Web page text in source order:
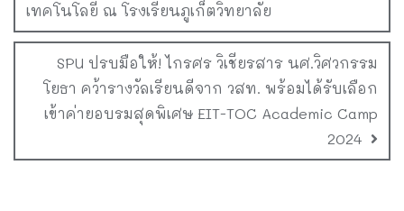
เทคโนโลยี ณ โรงเรียนภูเก็ตวิทยาลัย
SPU ปรบมือให้! ไกรศร วิเชียรสาร นศ.วิศวกรรม
โยธา คว้ารางวัลเรียนดีจาก วสท. พร้อมได้รับเลือก
เข้าค่ายอบรมสุดพิเศษ EIT-TOC Academic Camp
2024